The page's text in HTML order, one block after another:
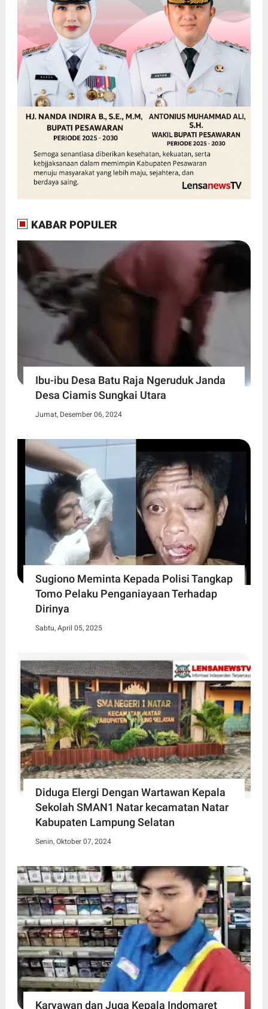
KABAR POPULER
Ibu-ibu Desa Batu Raja Ngeruduk Janda
Desa Ciamis Sungkai Utara
Jumat, Desember 06, 2024
Sugiono Meminta Kepada Polisi Tangkap
Tomo Pelaku Penganiayaan Terhadap
Dirinya
Sabtu, April 05, 2025
Diduga Elergi Dengan Wartawan Kepala
Sekolah SMAN1 Natar kecamatan Natar
Kabupaten Lampung Selatan
Senin, Oktober 07, 2024
Karyawan dan Juga Kepala Indomaret